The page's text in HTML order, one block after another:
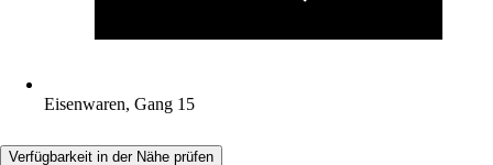
Eisenwaren, Gang 15
Verfügbarkeit in der Nähe prüfen